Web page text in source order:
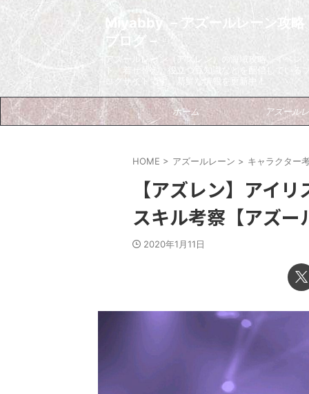
Miyabby －アズールレーン攻略
ブログ－
アズールレーン（アズレン）の海域攻略、イベン
ト、着せ替え、役立つ豆知識などを配信している
ログサイトです。新鮮な情報を更新中！
ホーム アズール
HOME > アズールレーン > キャラクター
【アズレン】アイ
スキル考察【アズー
2020年1月11日